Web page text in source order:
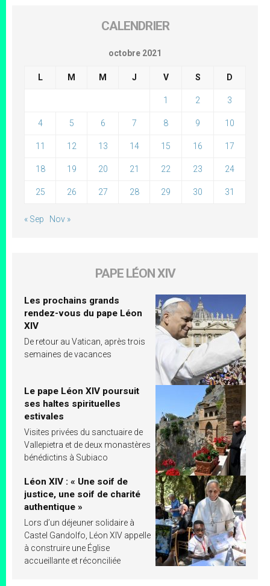
CALENDRIER
octobre 2021
L M M J V S D
1 2 3
4 5 6 7 8 9 10
11 12 13 14 15 16 17
18 19 20 21 22 23 24
25 26 27 28 29 30 31
« Sep Nov »
PAPE LÉON XIV
Les prochains grands
rendez-vous du pape Léon
XIV
De retour au Vatican, après trois
semaines de vacances
Le pape Léon XIV poursuit
ses haltes spirituelles
estivales
Visites privées du sanctuaire de
Vallepietra et de deux monastères
bénédictins à Subiaco
Léon XIV : « Une soif de
justice, une soif de charité
authentique »
Lors d’un déjeuner solidaire à
Castel Gandolfo, Léon XIV appelle
à construire une Église
accueillante et réconciliée